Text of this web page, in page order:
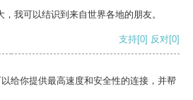
我可以结识到来自世界各地的朋友。
支持[0] 反对[0]
给你提供最高速度和安全性的连接，并帮